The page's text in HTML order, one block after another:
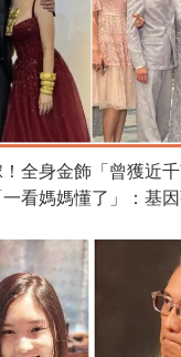
全身金飾「曾獲近
看媽媽懂了」：基